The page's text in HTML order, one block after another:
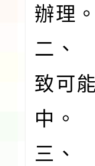
辦理。
二、
致可
中。
三、